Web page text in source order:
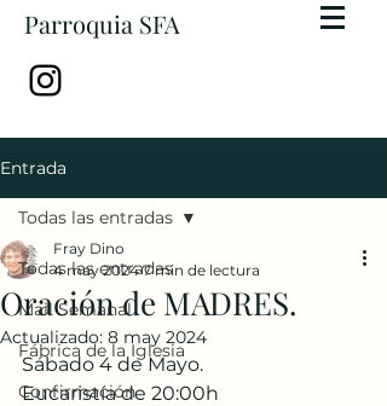
Parroquia SFA
Entrada
Todas las entradas
Mail Semanal
Fábrica de la Iglesia
Confirmación
Todas las entradas
Oración de MADRES.
Fray Dino
4 may 2024 7 min de lectura
Actualizado: 8 may 2024
Sábado 4 de Mayo.
Eucaristía de 20:00h